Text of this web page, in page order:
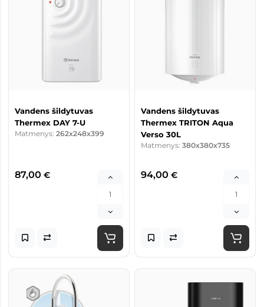
Vandens šildytuvas
Thermex DAY 7-U
Matmenys: 262x248x399
87,00 €
Vandens šildytuvas
Thermex TRITON Aqua
Verso 30L
Matmenys: 380x380x735
94,00 €